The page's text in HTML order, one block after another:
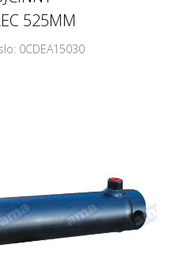
525MM
0CDEA15030